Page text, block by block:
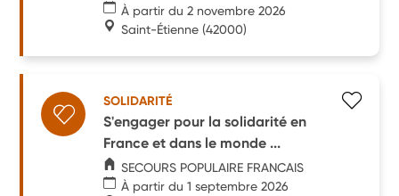
À partir du 2 novembre 2026
Saint-Étienne (42000)
SOLIDARITÉ
S'engager pour la solidarité en
France et dans le monde ...
SECOURS POPULAIRE FRANCAIS
À partir du 1 septembre 2026